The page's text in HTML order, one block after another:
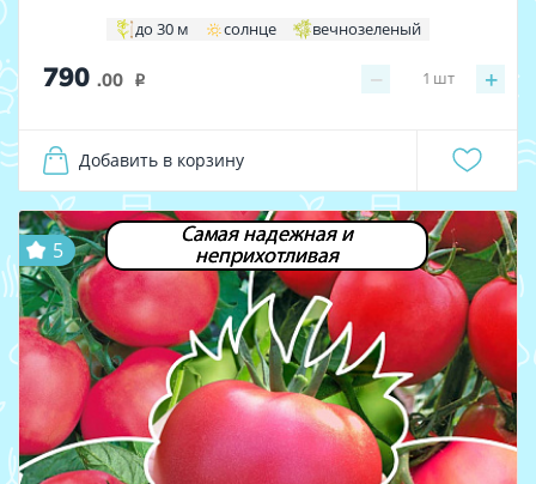
до 30 м солнце вечнозеленый
790 .00 i − +
1 шт
Добавить в корзину
Самая надежная и
неприхотливая
5